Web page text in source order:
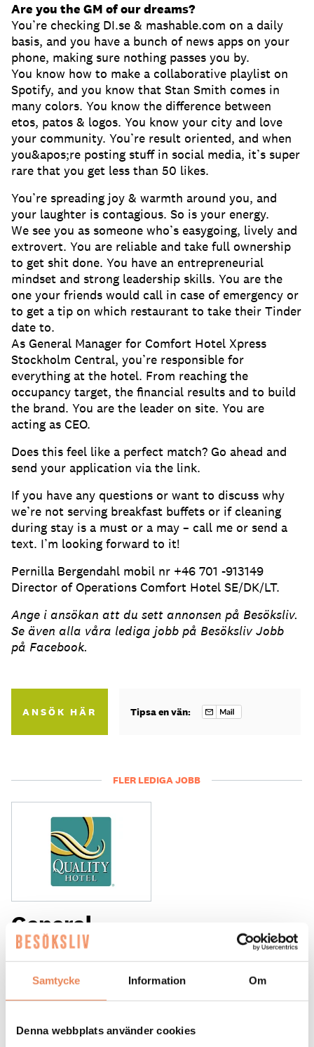
Samtycke Information Om
Denna webbplats använder cookies
Are you the GM of our dreams?
You’re checking DI.se & mashable.com on a daily
basis, and you have a bunch of news apps on your
phone, making sure nothing passes you by.
You know how to make a collaborative playlist on
Spotify, and you know that Stan Smith comes in
many colors. You know the difference between
etos, patos & logos. You know your city and love
your community. You’re result oriented, and when
you&apos;re posting stuff in social media, it’s super
rare that you get less than 50 likes.
You’re spreading joy & warmth around you, and
your laughter is contagious. So is your energy.
We see you as someone who’s easygoing, lively and
extrovert. You are reliable and take full ownership
to get shit done. You have an entrepreneurial
mindset and strong leadership skills. You are the
one your friends would call in case of emergency or
to get a tip on which restaurant to take their Tinder
date to.
As General Manager for Comfort Hotel Xpress
Stockholm Central, you’re responsible for
everything at the hotel. From reaching the
occupancy target, the financial results and to build
the brand. You are the leader on site. You are
acting as CEO.
Does this feel like a perfect match? Go ahead and
send your application via the link.
If you have any questions or want to discuss why
we’re not serving breakfast buffets or if cleaning
during stay is a must or a may – call me or send a
text. I’m looking forward to it!
Pernilla Bergendahl mobil nr +46 701 -913149
Director of Operations Comfort Hotel SE/DK/LT.
Ange i ansökan att du sett annonsen på Besöksliv.
Se även alla våra lediga jobb på Besöksliv Jobb
på Facebook.
ANSÖK HÄR Tipsa en vän:
FLER LEDIGA JOBB
General
Manager/Hotelldirektör
Placeringsort: Falun
LÄS MER